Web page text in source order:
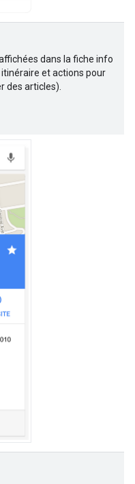
dans la fiche info
et actions pour
des articles).